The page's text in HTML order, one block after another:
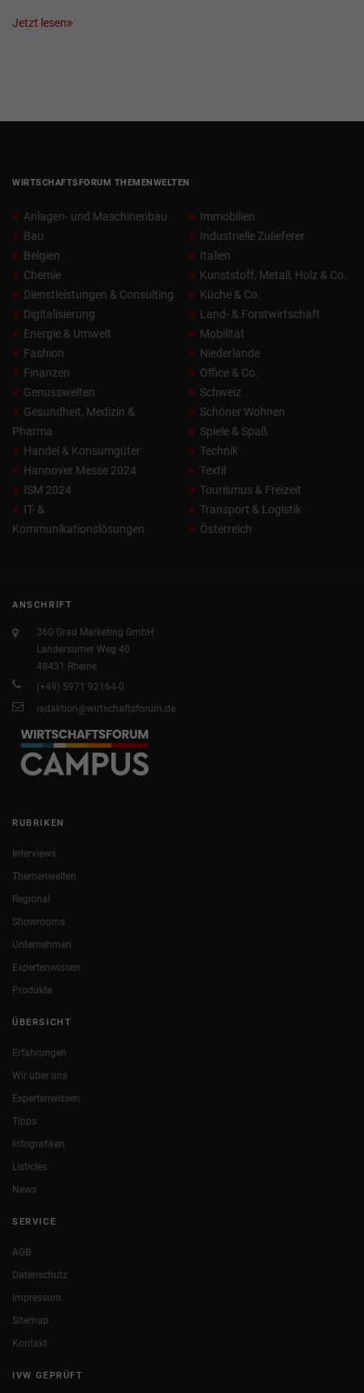
Jetzt lesen
WIRTSCHAFTSFORUM THEMENWELTEN
Anlagen- und Maschinenbau
Bau
Belgien
Chemie
Dienstleistungen & Consulting
Digitalisierung
Energie & Umwelt
Fashion
Finanzen
Genusswelten
Gesundheit, Medizin &
Pharma
Handel & Konsumgüter
Hannover Messe 2024
ISM 2024
IT- &
Kommunikationslösungen
Immobilien
Industrielle Zulieferer
Italien
Kunststoff, Metall, Holz & Co.
Küche & Co.
Land- & Forstwirtschaft
Mobilität
Niederlande
Office & Co.
Schweiz
Schöner Wohnen
Spiele & Spaß
Technik
Textil
Tourismus & Freizeit
Transport & Logistik
Österreich
ANSCHRIFT
360 Grad Marketing GmbH
Landersumer Weg 40
48431 Rheine
(+49) 5971 92164-0
redaktion@wirtschaftsforum.de
RUBRIKEN
Interviews
Themenwelten
Regional
Showrooms
Unternehmen
Expertenwissen
Produkte
ÜBERSICHT
Erfahrungen
Wir über uns
Expertenwissen
Tipps
Infografiken
Listicles
News
SERVICE
AGB
Datenschutz
Impressum
Sitemap
Kontakt
IVW GEPRÜFT